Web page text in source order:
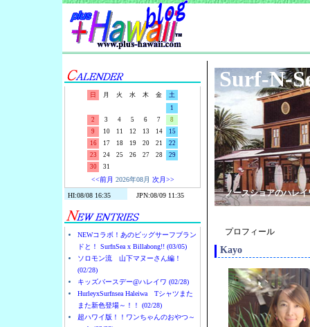
日 月 火 水 木 金
土
1
2
3 4 5 6 7
8
9
10 11 12 13 14
15
16
17 18 19 20 21
22
23
24 25 26 27 28
29
30
31
<<前月 2026年08月 次月>>
NEWコラボ！あのビッグサーフブラン
ドと！ SurfnSea x Billabong!! (03/05)
ソロモン流 山下マヌーさん編！
(02/28)
キッズバースデー@ハレイワ (02/28)
HurleyxSurfnsea Haleiwa Tシャツまた
また新色登場～！！ (02/28)
超ハワイ版！！ワンちゃんのおやつ～
Surf-N-
ノースショアのハレ
プロフィール
Kayo